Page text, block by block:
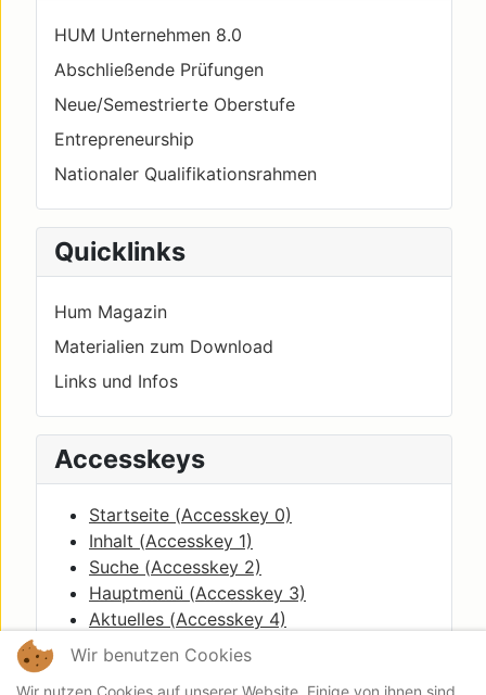
HUM Unternehmen 8.0
Abschließende Prüfungen
Neue/Semestrierte Oberstufe
Entrepreneurship
Nationaler Qualifikationsrahmen
Quicklinks
Hum Magazin
Materialien zum Download
Links und Infos
Accesskeys
Startseite (Accesskey 0)
Inhalt (Accesskey 1)
Suche (Accesskey 2)
Hauptmenü (Accesskey 3)
Aktuelles (Accesskey 4)
Quicklinks ( Accesskey
Wir benutzen Cookies
Wir nutzen Cookies auf unserer Website. Einige von ihnen sind